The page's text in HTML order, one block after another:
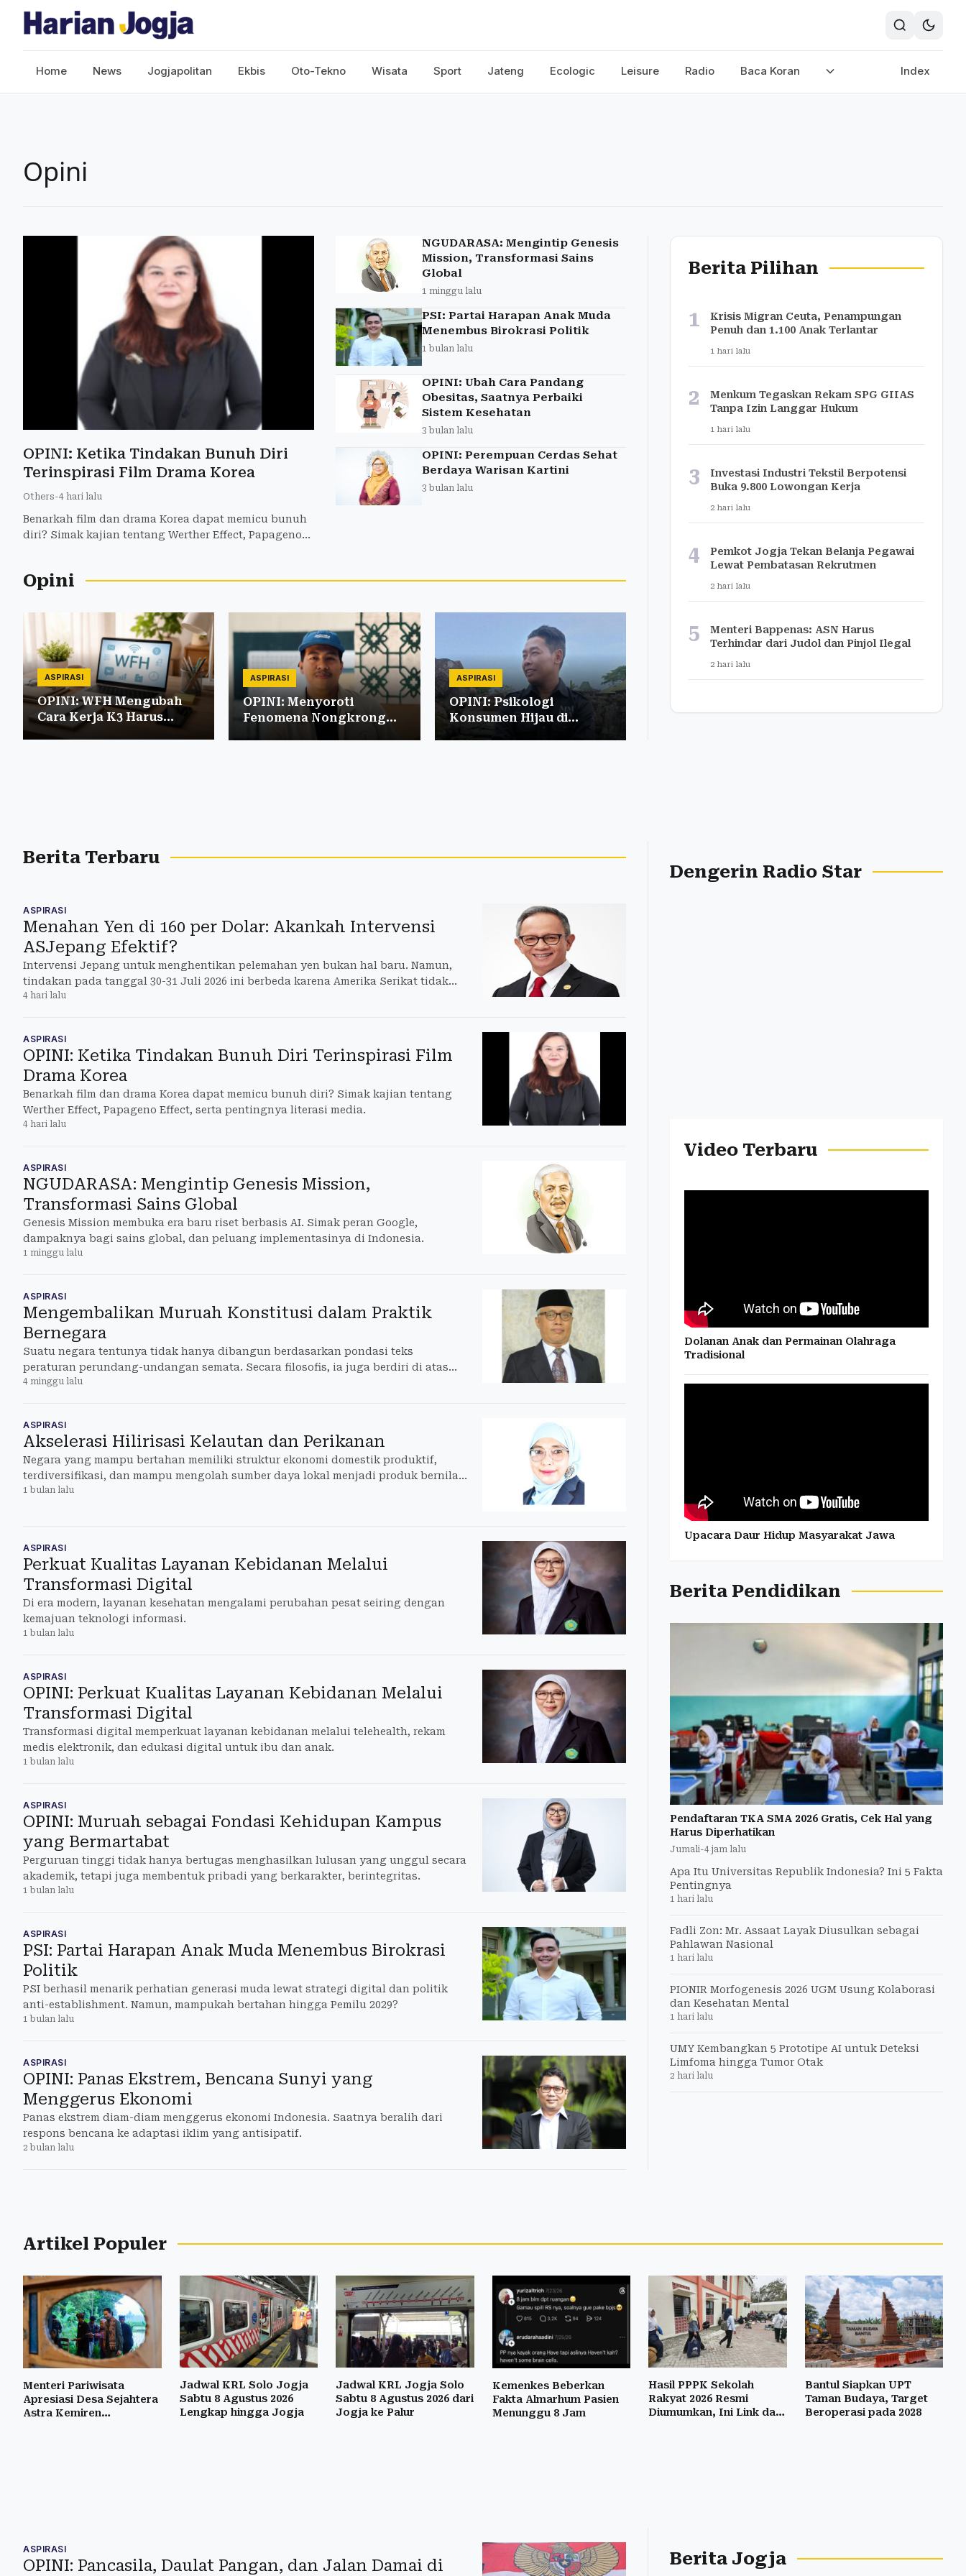
Home News Jogjapolitan Ekbis Oto-Tekno Wisata Sport Jateng Ecologic Leisure Radio Baca Koran Index
Opini
OPINI: Ketika Tindakan Bunuh Diri
Terinspirasi Film Drama Korea
Others-4 hari lalu
Benarkah film dan drama Korea dapat memicu bunuh
diri? Simak kajian tentang Werther Effect, Papageno
NGUDARASA: Mengintip Genesis
Mission, Transformasi Sains
Global
1 minggu lalu
PSI: Partai Harapan Anak Muda
Menembus Birokrasi Politik
1 bulan lalu
OPINI: Ubah Cara Pandang
Obesitas, Saatnya Perbaiki
Sistem Kesehatan
3 bulan lalu
OPINI: Perempuan Cerdas Sehat
Berdaya Warisan Kartini
3 bulan lalu
Opini
ASPIRASI
OPINI: WFH Mengubah
Cara Kerja K3 Harus
Mengubah Cara Berpikir
ASPIRASI
OPINI: Menyoroti
Fenomena Nongkrong
ASPIRASI
OPINI: Psikologi
Konsumen Hijau di
Tengah Krisis Iklim
Berita Pilihan
1
Krisis Migran Ceuta, Penampungan
Penuh dan 1.100 Anak Terlantar
1 hari lalu
2
Menkum Tegaskan Rekam SPG GIIAS
Tanpa Izin Langgar Hukum
1 hari lalu
3
Investasi Industri Tekstil Berpotensi
Buka 9.800 Lowongan Kerja
2 hari lalu
4
Pemkot Jogja Tekan Belanja Pegawai
Lewat Pembatasan Rekrutmen
2 hari lalu
5
Menteri Bappenas: ASN Harus
Terhindar dari Judol dan Pinjol Ilegal
2 hari lalu
Berita Terbaru
ASPIRASI
Menahan Yen di 160 per Dolar: Akankah Intervensi
ASJepang Efektif?
Intervensi Jepang untuk menghentikan pelemahan yen bukan hal baru. Namun,
tindakan pada tanggal 30-31 Juli 2026 ini berbeda karena Amerika Serikat tidak
lagi ha
4 hari lalu
ASPIRASI
OPINI: Ketika Tindakan Bunuh Diri Terinspirasi Film
Drama Korea
Benarkah film dan drama Korea dapat memicu bunuh diri? Simak kajian tentang
Werther Effect, Papageno Effect, serta pentingnya literasi media.
4 hari lalu
ASPIRASI
NGUDARASA: Mengintip Genesis Mission,
Transformasi Sains Global
Genesis Mission membuka era baru riset berbasis AI. Simak peran Google,
dampaknya bagi sains global, dan peluang implementasinya di Indonesia.
1 minggu lalu
ASPIRASI
Mengembalikan Muruah Konstitusi dalam Praktik
Bernegara
Suatu negara tentunya tidak hanya dibangun berdasarkan pondasi teks
peraturan perundang-undangan semata. Secara filosofis, ia juga berdiri di atas
suatu nilai
4 minggu lalu
ASPIRASI
Akselerasi Hilirisasi Kelautan dan Perikanan
Negara yang mampu bertahan memiliki struktur ekonomi domestik produktif,
terdiversifikasi, dan mampu mengolah sumber daya lokal menjadi produk bernilai
tambah
1 bulan lalu
ASPIRASI
Perkuat Kualitas Layanan Kebidanan Melalui
Transformasi Digital
Di era modern, layanan kesehatan mengalami perubahan pesat seiring dengan
kemajuan teknologi informasi.
1 bulan lalu
ASPIRASI
OPINI: Perkuat Kualitas Layanan Kebidanan Melalui
Transformasi Digital
Transformasi digital memperkuat layanan kebidanan melalui telehealth, rekam
medis elektronik, dan edukasi digital untuk ibu dan anak.
1 bulan lalu
ASPIRASI
OPINI: Muruah sebagai Fondasi Kehidupan Kampus
yang Bermartabat
Perguruan tinggi tidak hanya bertugas menghasilkan lulusan yang unggul secara
akademik, tetapi juga membentuk pribadi yang berkarakter, berintegritas.
1 bulan lalu
ASPIRASI
PSI: Partai Harapan Anak Muda Menembus Birokrasi
Politik
PSI berhasil menarik perhatian generasi muda lewat strategi digital dan politik
anti-establishment. Namun, mampukah bertahan hingga Pemilu 2029?
1 bulan lalu
ASPIRASI
OPINI: Panas Ekstrem, Bencana Sunyi yang
Menggerus Ekonomi
Panas ekstrem diam-diam menggerus ekonomi Indonesia. Saatnya beralih dari
respons bencana ke adaptasi iklim yang antisipatif.
2 bulan lalu
Dengerin Radio Star
Video Terbaru
Dolanan Anak dan Permainan Olahraga
Tradisional
Upacara Daur Hidup Masyarakat Jawa
Berita Pendidikan
Pendaftaran TKA SMA 2026 Gratis, Cek Hal yang
Harus Diperhatikan
Jumali-4 jam lalu
Apa Itu Universitas Republik Indonesia? Ini 5 Fakta
Pentingnya
1 hari lalu
Fadli Zon: Mr. Assaat Layak Diusulkan sebagai
Pahlawan Nasional
1 hari lalu
PIONIR Morfogenesis 2026 UGM Usung Kolaborasi
dan Kesehatan Mental
1 hari lalu
UMY Kembangkan 5 Prototipe AI untuk Deteksi
Limfoma hingga Tumor Otak
2 hari lalu
Artikel Populer
Menteri Pariwisata
Apresiasi Desa Sejahtera
Astra Kemiren
Jadwal KRL Solo Jogja
Sabtu 8 Agustus 2026
Lengkap hingga Jogja
Jadwal KRL Jogja Solo
Sabtu 8 Agustus 2026 dari
Jogja ke Palur
Kemenkes Beberkan
Fakta Almarhum Pasien
Menunggu 8 Jam
Hasil PPPK Sekolah
Rakyat 2026 Resmi
Diumumkan, Ini Link dan
Bantul Siapkan UPT
Taman Budaya, Target
Beroperasi pada 2028
ASPIRASI
OPINI: Pancasila, Daulat Pangan, dan Jalan Damai di Berita Jogja